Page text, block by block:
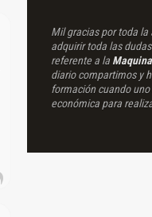
Mil gracias por toda la
adquirir toda las
referente a la
diario compartimos y
formación cuando
económica para